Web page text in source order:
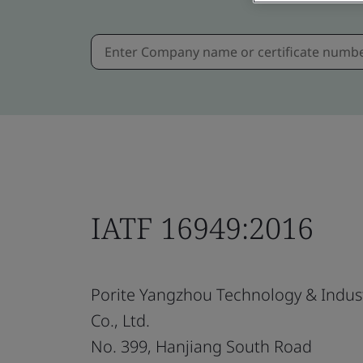
IATF 16949:2016
Porite Yangzhou Technology &
Co., Ltd.
No. 399, Hanjiang South Road